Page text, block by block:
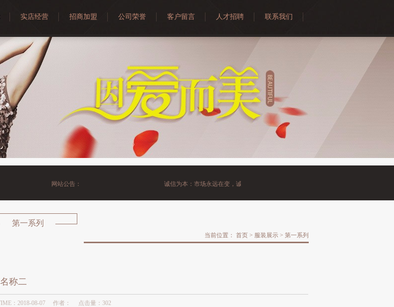
实店经营 招商加盟 公司荣誉 客户留言 人才招聘 联系我们
网站公告： 诚信为本：市场永远在变，诚信永远不变。
第一系列
当前位置： 首页 > 服装展示 > 第一系列
称二
：2018-08-07 作者： 点击量： 302